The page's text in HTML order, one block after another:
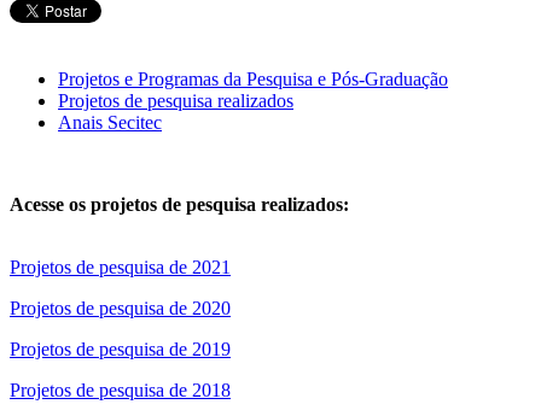
Projetos e Programas da Pesquisa e Pós-Graduação
Projetos de pesquisa realizados
Anais Secitec
Acesse os projetos de pesquisa realizados:
Projetos de pesquisa de 2021
Projetos de pesquisa de 2020
Projetos de pesquisa de 2019
Projetos de pesquisa de 2018